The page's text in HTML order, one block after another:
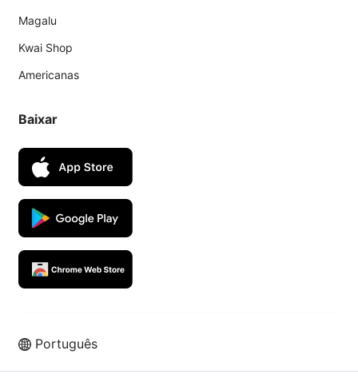
Magalu
Kwai Shop
Americanas
Baixar
Português